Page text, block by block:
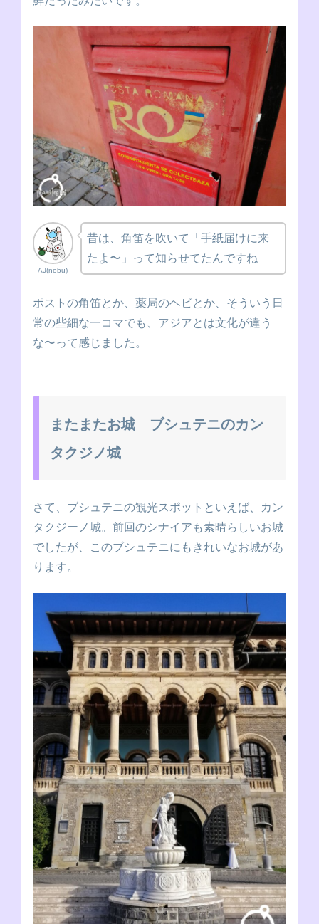
AJ(nobu)
昔は、角笛を吹いて「手紙届けに来
たよ〜」って知らせてたんですね
ポストの角笛とか、薬局のヘビとか、そういう日
常の些細な一コマでも、アジアとは文化が違う
な〜って感じました。
またまたお城 ブシュテニのカン
タクジノ城
さて、ブシュテニの観光スポットといえば、カン
タクジーノ城。前回のシナイアも素晴らしいお城
でしたが、このブシュテニにもきれいなお城があ
ります。